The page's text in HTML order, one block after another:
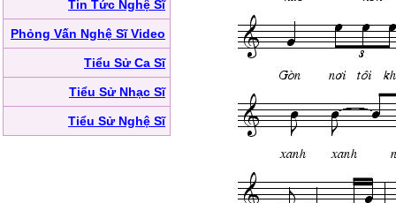
Tin Tức Nghệ Sĩ
Phỏng Vấn Nghệ Sĩ Video
Tiểu Sử Ca Sĩ
Tiểu Sử Nhạc Sĩ
Tiểu Sử Nghệ Sĩ